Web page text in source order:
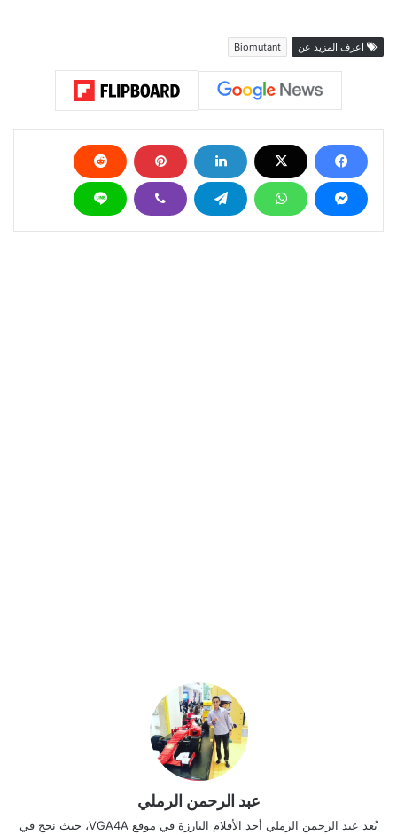
اعرف المزيد عن Biomutant
عبد الرحمن الرملي
يُعد عبد الرحمن الرملي أحد الأقلام البارزة في موقع VGA4A، حيث نجح في